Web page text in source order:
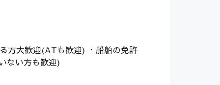
方大歓迎(ATも歓迎) ・船舶の免許
ない方も歓迎)